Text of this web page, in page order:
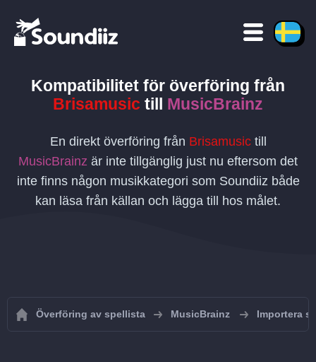
Kompatibilitet för överföring från
Brisamusic till MusicBrainz
En direkt överföring från Brisamusictill
MusicBrainz är inte tillgänglig just nu eftersom det
inte finns någon musikkategori som Soundiiz både
kan läsa från källan och lägga till hos målet.
Överföring av spellista MusicBrainz Importera